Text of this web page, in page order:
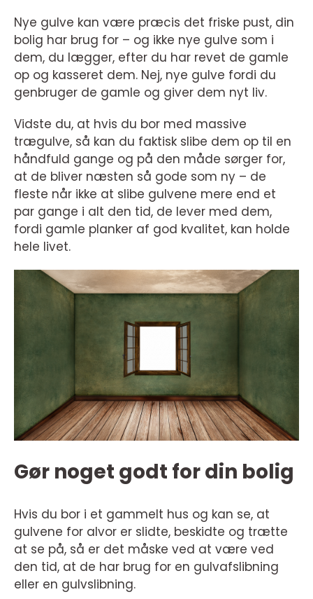
Nye gulve kan være præcis det friske pust, din
bolig har brug for – og ikke nye gulve som i
dem, du lægger, efter du har revet de gamle
op og kasseret dem. Nej, nye gulve fordi du
genbruger de gamle og giver dem nyt liv.
Vidste du, at hvis du bor med massive
trægulve, så kan du faktisk slibe dem op til en
håndfuld gange og på den måde sørger for,
at de bliver næsten så gode som ny – de
fleste når ikke at slibe gulvene mere end et
par gange i alt den tid, de lever med dem,
fordi gamle planker af god kvalitet, kan holde
hele livet.
Gør noget godt for din bolig
Hvis du bor i et gammelt hus og kan se, at
gulvene for alvor er slidte, beskidte og trætte
at se på, så er det måske ved at være ved
den tid, at de har brug for en gulvafslibning
eller en gulvslibning.